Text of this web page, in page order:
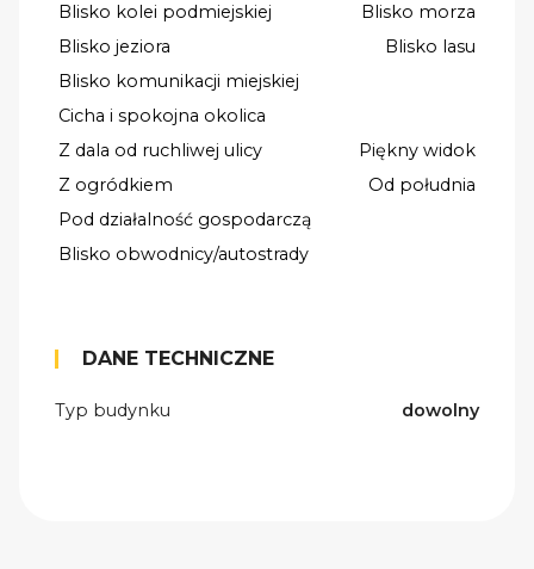
Blisko kolei podmiejskiej
Blisko morza
Blisko jeziora
Blisko lasu
Blisko komunikacji miejskiej
Cicha i spokojna okolica
Z dala od ruchliwej ulicy
Piękny widok
Z ogródkiem
Od południa
Pod działalność gospodarczą
Blisko obwodnicy/autostrady
DANE TECHNICZNE
Typ budynku dowolny